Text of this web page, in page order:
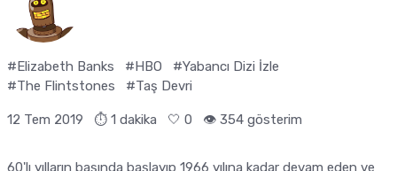
12 Tem 2019 ⏱ 1 dakika 🤍 0 👁️ 354 gösterim
#Elizabeth Banks #HBO
#Yabancı Dizi İzle
#The Flintstones
#Taş Devri